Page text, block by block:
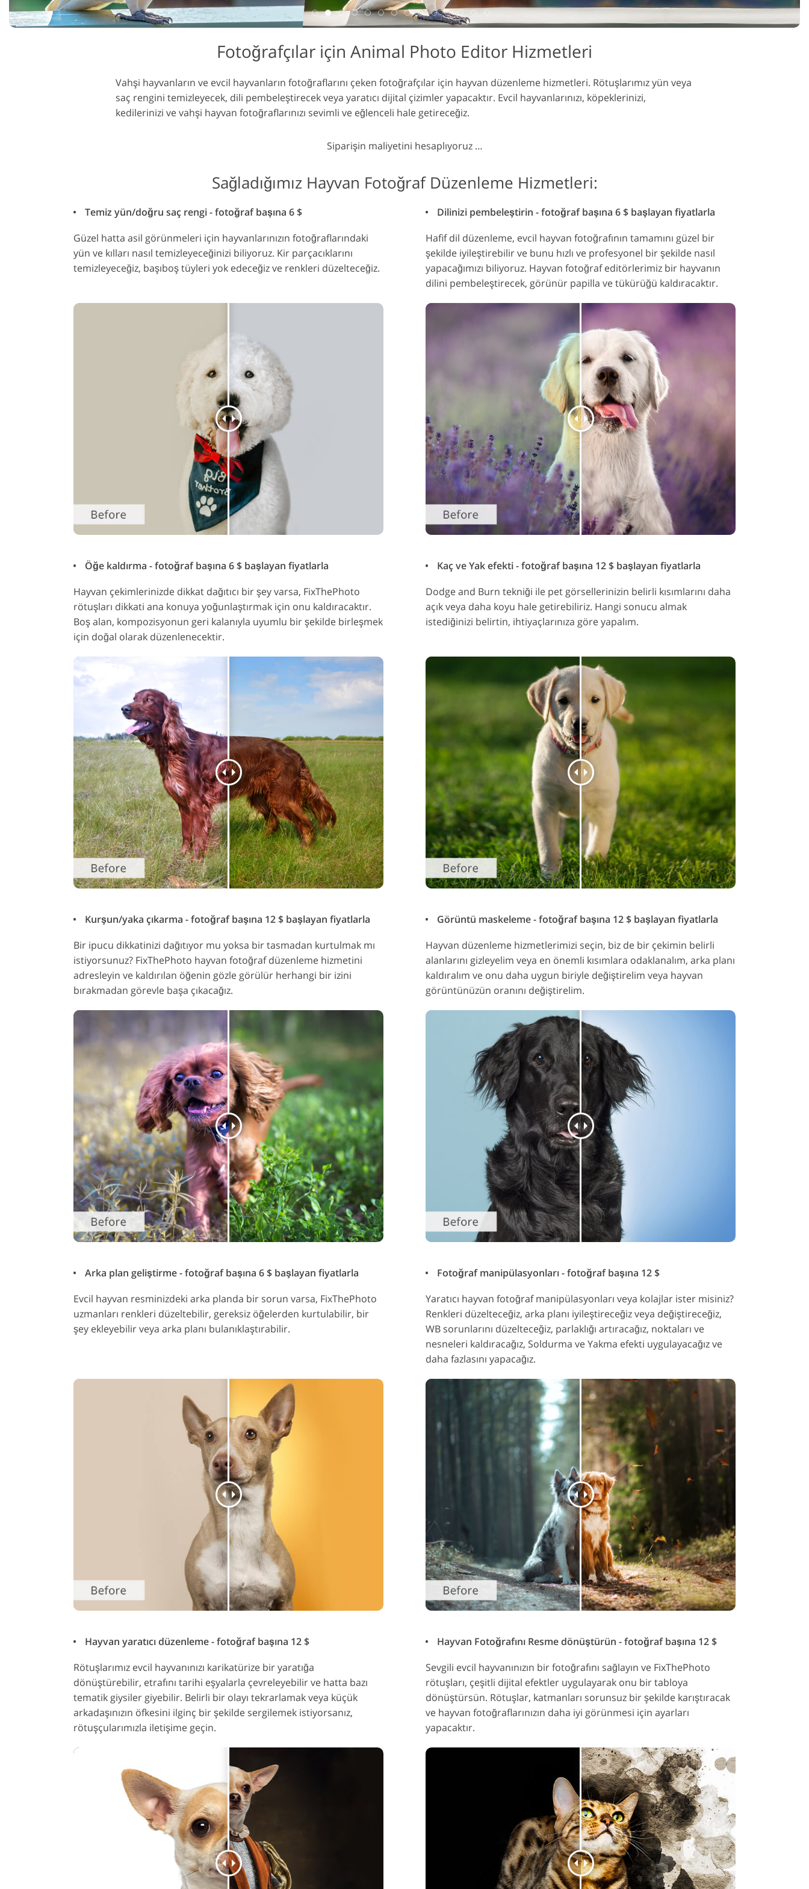
Ürün Rötuş Hizmetleri Mücevher Rötuş Hizmetleri AI Eğitim Verileri
Video Düzenleme
Hizmetleri
Fotoğrafçılar için Animal Photo Editor Hizmetleri
Vahşi hayvanların ve evcil hayvanların fotoğraflarını çeken fotoğrafçılar için hayvan düzenleme hizmetleri. Rötuşlarımız yün veya
saç rengini temizleyecek, dili pembeleştirecek veya yaratıcı dijital çizimler yapacaktır. Evcil hayvanlarınızı, köpeklerinizi,
kedilerinizi ve vahşi hayvan fotoğraflarınızı sevimli ve eğlenceli hale getireceğiz.
Siparişin maliyetini hesaplıyoruz …
Sağladığımız Hayvan Fotoğraf Düzenleme Hizmetleri:
Temiz yün/doğru saç rengi - fotoğraf başına 6 $
Güzel hatta asil görünmeleri için hayvanlarınızın fotoğraflarındaki
yün ve kılları nasıl temizleyeceğinizi biliyoruz. Kir parçacıklarını
temizleyeceğiz, başıboş tüyleri yok edeceğiz ve renkleri düzelteceğiz.
Dilinizi pembeleştirin - fotoğraf başına 6 $ başlayan fiyatlarla
Hafif dil düzenleme, evcil hayvan fotoğrafının tamamını güzel bir
şekilde iyileştirebilir ve bunu hızlı ve profesyonel bir şekilde nasıl
yapacağımızı biliyoruz. Hayvan fotoğraf editörlerimiz bir hayvanın
dilini pembeleştirecek, görünür papilla ve tükürüğü kaldıracaktır.
Öğe kaldırma - fotoğraf başına 6 $ başlayan fiyatlarla
Hayvan çekimlerinizde dikkat dağıtıcı bir şey varsa, FixThePhoto
rötuşları dikkati ana konuya yoğunlaştırmak için onu kaldıracaktır.
Boş alan, kompozisyonun geri kalanıyla uyumlu bir şekilde birleşmek
için doğal olarak düzenlenecektir.
Kaç ve Yak efekti - fotoğraf başına 12 $ başlayan fiyatlarla
Dodge and Burn tekniği ile pet görsellerinizin belirli kısımlarını daha
açık veya daha koyu hale getirebiliriz. Hangi sonucu almak
istediğinizi belirtin, ihtiyaçlarınıza göre yapalım.
Kurşun/yaka çıkarma - fotoğraf başına 12 $ başlayan fiyatlarla
Bir ipucu dikkatinizi dağıtıyor mu yoksa bir tasmadan kurtulmak mı
istiyorsunuz? FixThePhoto hayvan fotoğraf düzenleme hizmetini
adresleyin ve kaldırılan öğenin gözle görülür herhangi bir izini
bırakmadan görevle başa çıkacağız.
Görüntü maskeleme - fotoğraf başına 12 $ başlayan fiyatlarla
Hayvan düzenleme hizmetlerimizi seçin, biz de bir çekimin belirli
alanlarını gizleyelim veya en önemli kısımlara odaklanalım, arka planı
kaldıralım ve onu daha uygun biriyle değiştirelim veya hayvan
görüntünüzün oranını değiştirelim.
Arka plan geliştirme - fotoğraf başına 6 $ başlayan fiyatlarla
Evcil hayvan resminizdeki arka planda bir sorun varsa, FixThePhoto
uzmanları renkleri düzeltebilir, gereksiz öğelerden kurtulabilir, bir
şey ekleyebilir veya arka planı bulanıklaştırabilir.
Fotoğraf manipülasyonları - fotoğraf başına 12 $
Yaratıcı hayvan fotoğraf manipülasyonları veya kolajlar ister misiniz?
Renkleri düzelteceğiz, arka planı iyileştireceğiz veya değiştireceğiz,
WB sorunlarını düzelteceğiz, parlaklığı artıracağız, noktaları ve
nesneleri kaldıracağız, Soldurma ve Yakma efekti uygulayacağız ve
daha fazlasını yapacağız.
Hayvan yaratıcı düzenleme - fotoğraf başına 12 $
Rötuşlarımız evcil hayvanınızı karikatürize bir yaratığa
dönüştürebilir, etrafını tarihi eşyalarla çevreleyebilir ve hatta bazı
tematik giysiler giyebilir. Belirli bir olayı tekrarlamak veya küçük
arkadaşınızın öfkesini ilginç bir şekilde sergilemek istiyorsanız,
rötuşçularımızla iletişime geçin.
Hayvan Fotoğrafını Resme dönüştürün - fotoğraf başına 12 $
Sevgili evcil hayvanınızın bir fotoğrafını sağlayın ve FixThePhoto
rötuşları, çeşitli dijital efektler uygulayarak onu bir tabloya
dönüştürsün. Rötuşlar, katmanları sorunsuz bir şekilde karıştıracak
ve hayvan fotoğraflarınızın daha iyi görünmesi için ayarları
yapacaktır.